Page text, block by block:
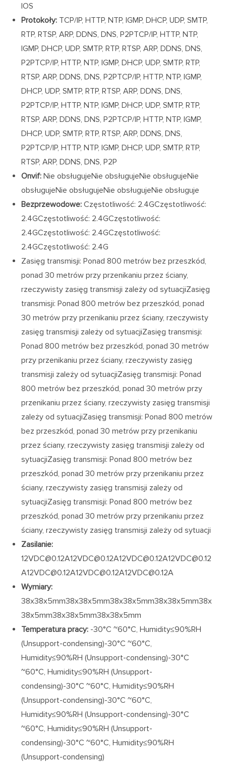
IOS
Protokoły: TCP/IP, HTTP, NTP, IGMP, DHCP, UDP, SMTP,
RTP, RTSP, ARP, DDNS, DNS, P2PTCP/IP, HTTP, NTP,
IGMP, DHCP, UDP, SMTP, RTP, RTSP, ARP, DDNS, DNS,
P2PTCP/IP, HTTP, NTP, IGMP, DHCP, UDP, SMTP, RTP,
RTSP, ARP, DDNS, DNS, P2PTCP/IP, HTTP, NTP, IGMP,
DHCP, UDP, SMTP, RTP, RTSP, ARP, DDNS, DNS,
P2PTCP/IP, HTTP, NTP, IGMP, DHCP, UDP, SMTP, RTP,
RTSP, ARP, DDNS, DNS, P2PTCP/IP, HTTP, NTP, IGMP,
DHCP, UDP, SMTP, RTP, RTSP, ARP, DDNS, DNS,
P2PTCP/IP, HTTP, NTP, IGMP, DHCP, UDP, SMTP, RTP,
RTSP, ARP, DDNS, DNS, P2P
Onvif:Nie obsługujeNie obsługujeNie obsługujeNie
obsługujeNie obsługujeNie obsługujeNie obsługuje
Bezprzewodowe:Częstotliwość: 2.4GCzęstotliwość:
2.4GCzęstotliwość: 2.4GCzęstotliwość:
2.4GCzęstotliwość: 2.4GCzęstotliwość:
2.4GCzęstotliwość: 2.4G
Zasięg transmisji: Ponad 800 metrów bez przeszkód,
ponad 30 metrów przy przenikaniu przez ściany,
rzeczywisty zasięg transmisji zależy od sytuacjiZasięg
transmisji: Ponad 800 metrów bez przeszkód, ponad
30 metrów przy przenikaniu przez ściany, rzeczywisty
zasięg transmisji zależy od sytuacjiZasięg transmisji:
Ponad 800 metrów bez przeszkód, ponad 30 metrów
przy przenikaniu przez ściany, rzeczywisty zasięg
transmisji zależy od sytuacjiZasięg transmisji: Ponad
800 metrów bez przeszkód, ponad 30 metrów przy
przenikaniu przez ściany, rzeczywisty zasięg transmisji
zależy od sytuacjiZasięg transmisji: Ponad 800 metrów
bez przeszkód, ponad 30 metrów przy przenikaniu
przez ściany, rzeczywisty zasięg transmisji zależy od
sytuacjiZasięg transmisji: Ponad 800 metrów bez
przeszkód, ponad 30 metrów przy przenikaniu przez
ściany, rzeczywisty zasięg transmisji zależy od
sytuacjiZasięg transmisji: Ponad 800 metrów bez
przeszkód, ponad 30 metrów przy przenikaniu przez
ściany, rzeczywisty zasięg transmisji zależy od sytuacji
Zasilanie:
12VDC@0.12A12VDC@0.12A12VDC@0.12A12VDC@0.12
A12VDC@0.12A12VDC@0.12A12VDC@0.12A
Wymiary:
38x38x5mm38x38x5mm38x38x5mm38x38x5mm38x
38x5mm38x38x5mm38x38x5mm
Temperatura pracy: -30°C ~60°C, Humidity≤90%RH
(Unsupport-condensing)-30°C ~60°C,
Humidity≤90%RH (Unsupport-condensing)-30°C
~60°C, Humidity≤90%RH (Unsupport-
condensing)-30°C ~60°C, Humidity≤90%RH
(Unsupport-condensing)-30°C ~60°C,
Humidity≤90%RH (Unsupport-condensing)-30°C
~60°C, Humidity≤90%RH (Unsupport-
condensing)-30°C ~60°C, Humidity≤90%RH
(Unsupport-condensing)